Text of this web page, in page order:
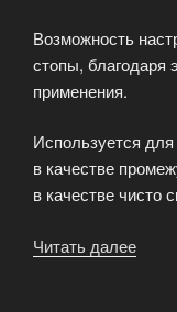
Возможность
стопы, благодаря
применения.
Используется для
в качестве
в качестве чисто
Читать далее